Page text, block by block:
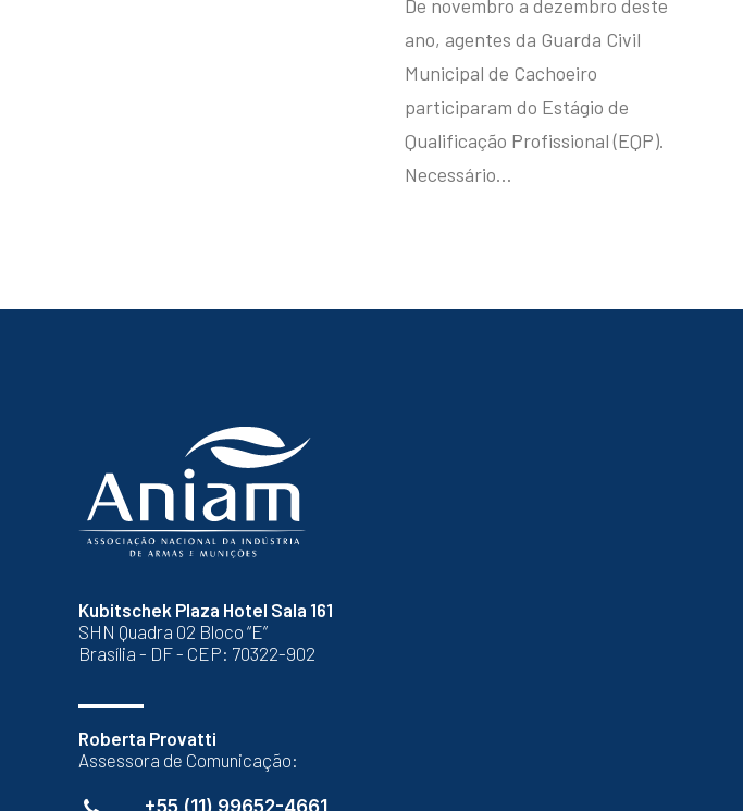
De novembro a dezembro deste
ano, agentes da Guarda Civil
Municipal de Cachoeiro
participaram do Estágio de
Qualificação Profissional (EQP).
Necessário…
Kubitschek Plaza Hotel Sala 161
SHN Quadra 02 Bloco “E”
Brasília - DF - CEP: 70322-902
Roberta Provatti
Assessora de Comunicação:
+55 (11) 99652-4661